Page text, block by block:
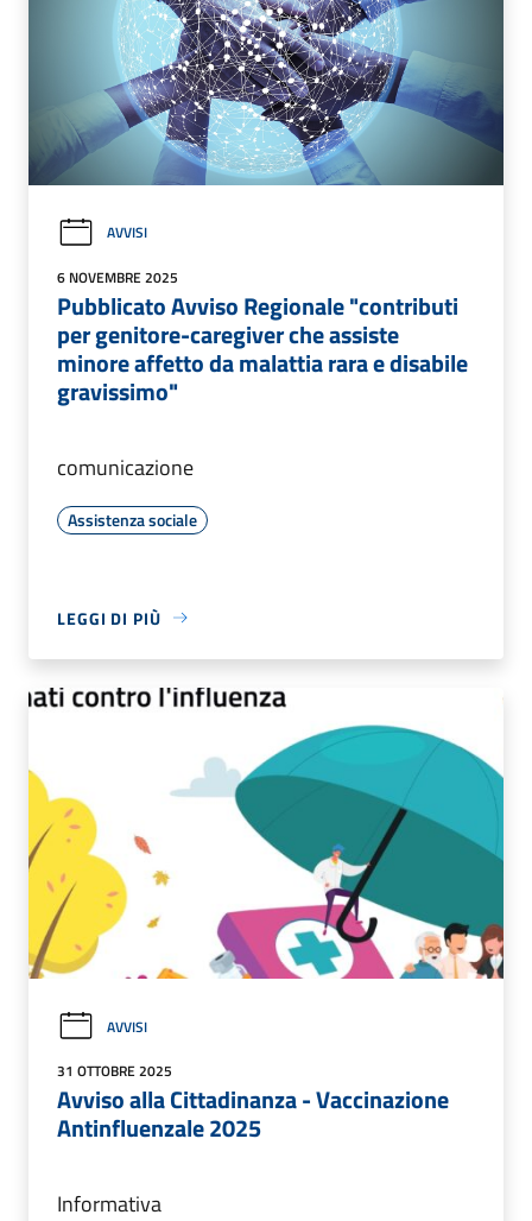
AVVISI
6 NOVEMBRE 2025
Pubblicato Avviso Regionale "contributi
per genitore-caregiver che assiste
minore affetto da malattia rara e disabile
gravissimo"
comunicazione
Assistenza sociale
LEGGI DI PIÙ
AVVISI
31 OTTOBRE 2025
Avviso alla Cittadinanza - Vaccinazione
Antinfluenzale 2025
Informativa